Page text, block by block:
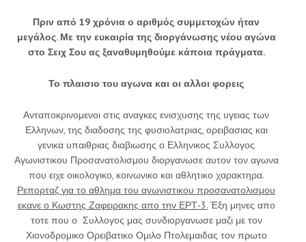
Πριν από 19 χρόνια ο αριθμός συμμετοχών ήταν
μεγάλος. Με την ευκαιρία της διοργάνωσης νέου αγώνα
στο Σειχ Σου ας ξαναθυμηθούμε κάποια πράγματα.
Το πλαισιο του αγωνα και οι αλλοι φορεις
Ανταποκρινομενοι στις αναγκες ενισχυσης της υγειας των
Ελληνων, της διαδοσης της φυσιολατριας, ορειβασιας και
γενικα υπαιθριας διαβιωσης ο Ελληνικος Συλλογος
Αγωνιστικου Προσανατολισμου διοργανωσε αυτον τον αγωνα
που ειχε οικολογικο, κοινωνικο και αθλητικο χαρακτηρα.
Ρεπορταζ για το αθλημα του αγωνιστικου προσανατολισμου
εκανε ο Κωστης Ζαφειρακης απο την ΕΡΤ-3.Έξη μηνες απο
τοτε που ο Συλλογος μας συνδιοργανωσε μαζι με τον
Χιονοδρομικο Ορειβατικο Ομιλο Πτολεμαιδας τον πρωτο